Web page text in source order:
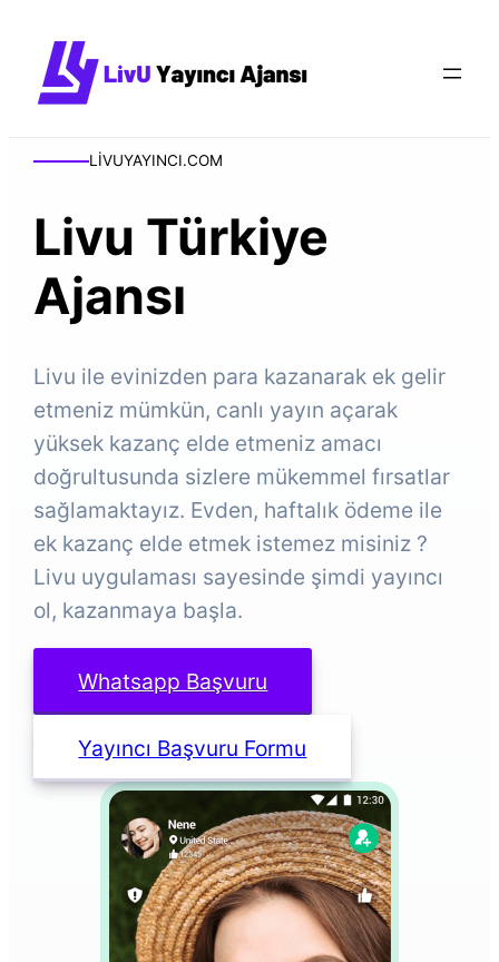
LIVUYAYINCI.COM
Livu Türkiye
Ajansı
Livu ile evinizden para kazanarak ek gelir
etmeniz mümkün, canlı yayın açarak
yüksek kazanç elde etmeniz amacı
doğrultusunda sizlere mükemmel fırsatlar
sağlamaktayız. Evden, haftalık ödeme ile
ek kazanç elde etmek istemez misiniz ?
Livu uygulaması sayesinde şimdi yayıncı
ol, kazanmaya başla.
Whatsapp Başvuru
Yayıncı Başvuru Formu